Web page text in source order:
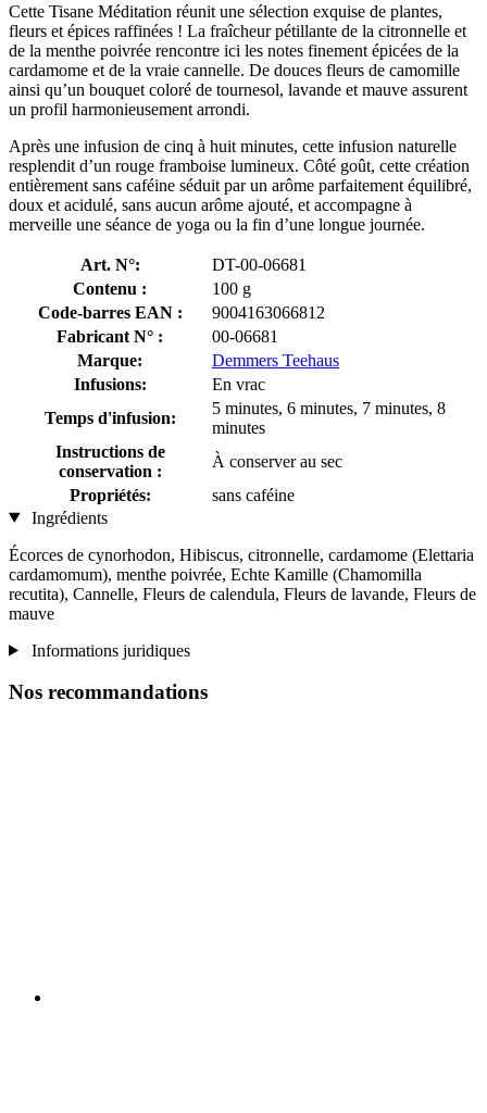
Cette Tisane Méditation réunit une sélection exquise de plantes,
fleurs et épices raffinées ! La fraîcheur pétillante de la citronnelle et
de la menthe poivrée rencontre ici les notes finement épicées de la
cardamome et de la vraie cannelle. De douces fleurs de camomille
ainsi qu’un bouquet coloré de tournesol, lavande et mauve assurent
un profil harmonieusement arrondi.
Après une infusion de cinq à huit minutes, cette infusion naturelle
resplendit d’un rouge framboise lumineux. Côté goût, cette création
entièrement sans caféine séduit par un arôme parfaitement équilibré,
doux et acidulé, sans aucun arôme ajouté, et accompagne à
merveille une séance de yoga ou la fin d’une longue journée.
Art. N°:
DT-00-06681
Contenu :
100 g
Code-barres EAN :
9004163066812
Fabricant N° :
00-06681
Marque:
Demmers Teehaus
Infusions:
En vrac
Temps d'infusion:
5 minutes, 6 minutes, 7 minutes, 8
minutes
Instructions de
conservation :
À conserver au sec
Propriétés:
sans caféine
Ingrédients
Écorces de cynorhodon, Hibiscus, citronnelle, cardamome (Elettaria
cardamomum), menthe poivrée, Echte Kamille (Chamomilla
recutita), Cannelle, Fleurs de calendula, Fleurs de lavande, Fleurs de
mauve
Informations juridiques
Nos recommandations